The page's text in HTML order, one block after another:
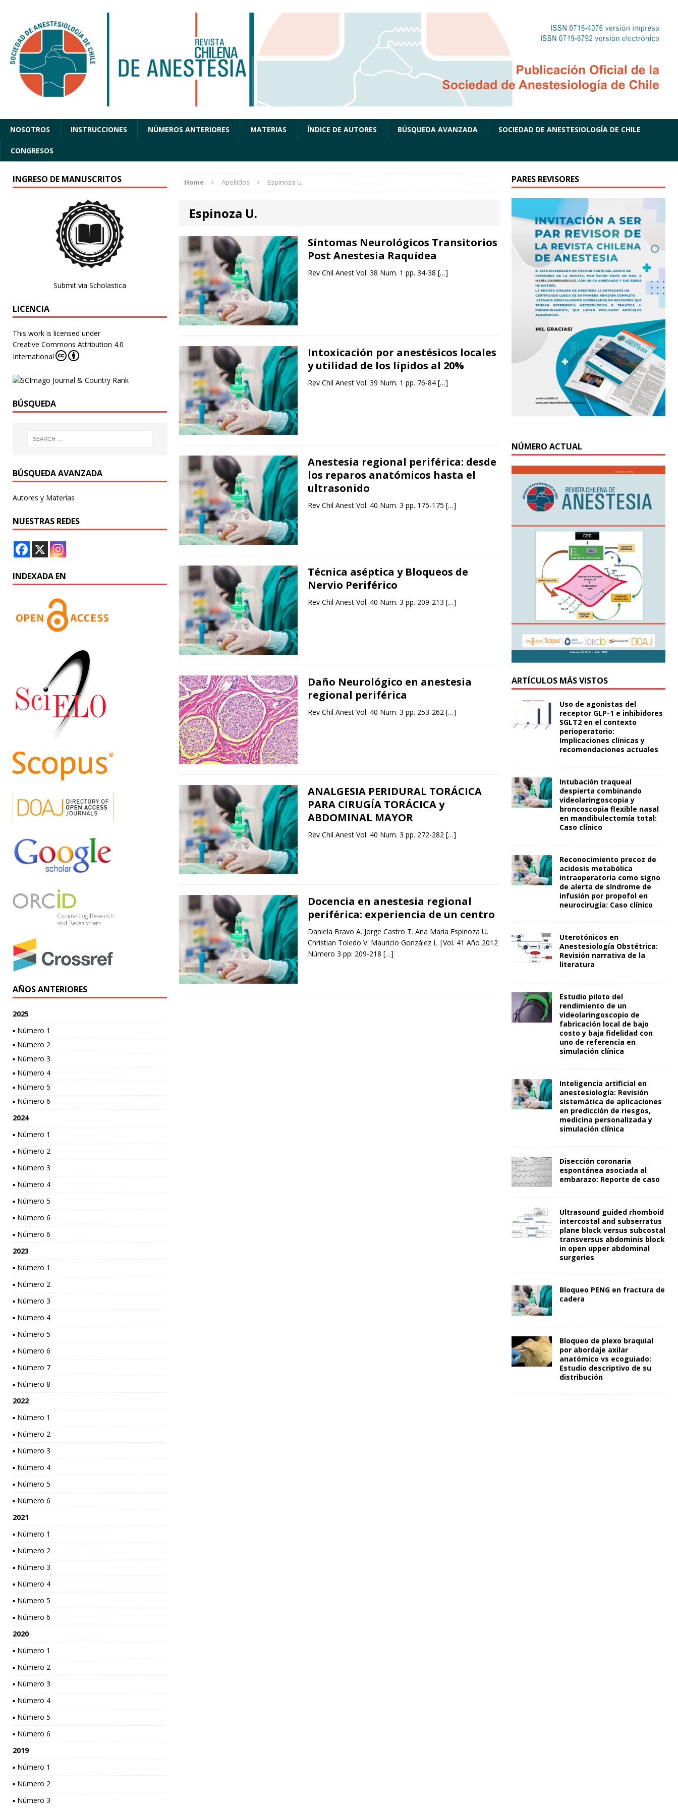
NOSOTROS INSTRUCCIONES NÚMEROS ANTERIORES MATERIAS ÍNDICE DE AUTORES BÚSQUEDA AVANZADA SOCIEDAD DE ANESTESIOLOGÍA DE CHILE
CONGRESOS
Home Apellidos Espinoza U.
Espinoza U.
Síntomas Neurológicos Transitorios
Post Anestesia Raquídea
Rev Chil Anest Vol. 38 Num. 1 pp. 34-38 […]
Intoxicación por anestésicos locales
y utilidad de los lípidos al 20%
Rev Chil Anest Vol. 39 Num. 1 pp. 76-84 […]
Anestesia regional periférica: desde
los reparos anatómicos hasta el
ultrasonido
Rev Chil Anest Vol. 40 Num. 3 pp. 175-175 […]
Técnica aséptica y Bloqueos de
Nervio Periférico
Rev Chil Anest Vol. 40 Num. 3 pp. 209-213 […]
Daño Neurológico en anestesia
regional periférica
Rev Chil Anest Vol. 40 Num. 3 pp. 253-262 […]
ANALGESIA PERIDURAL TORÁCICA
PARA CIRUGÍA TORÁCICA y
ABDOMINAL MAYOR
Rev Chil Anest Vol. 40 Num. 3 pp. 272-282 […]
Docencia en anestesia regional
periférica: experiencia de un centro
Daniela Bravo A. Jorge Castro T. Ana María Espinoza U.
Christian Toledo V. Mauricio González L.|Vol. 41 Año 2012
Número 3 pp: 209-218 […]
INGRESO DE MANUSCRITOS
Submit via Scholastica
LICENCIA
This work is licensed under
Creative Commons Attribution 4.0
International
BÚSQUEDA
BÚSQUEDA AVANZADA
Autores y Materias
NUESTRAS REDES
INDEXADA EN
AÑOS ANTERIORES
2025
▪ Número 1
▪ Número 2
▪ Número 3
▪ Número 4
▪ Número 5
▪ Número 6
2024
▪ Número 1
▪ Número 2
▪ Número 3
▪ Número 4
▪ Número 5
▪ Número 6
▪ Número 6
2023
▪ Número 1
▪ Número 2
▪ Número 3
▪ Número 4
▪ Número 5
▪ Número 6
▪ Número 7
▪ Número 8
2022
▪ Número 1
▪ Número 2
▪ Número 3
▪ Número 4
▪ Número 5
▪ Número 6
2021
▪ Número 1
▪ Número 2
▪ Número 3
▪ Número 4
▪ Número 5
▪ Número 6
2020
▪ Número 1
▪ Número 2
▪ Número 3
▪ Número 4
▪ Número 5
▪ Número 6
2019
▪ Número 1
▪ Número 2
▪ Número 3
PARES REVISORES
NÚMERO ACTUAL
ARTÍCULOS MÁS VISTOS
Uso de agonistas del
receptor GLP-1 e inhibidores
SGLT2 en el contexto
perioperatorio:
Implicaciones clínicas y
recomendaciones actuales
Intubación traqueal
despierta combinando
videolaringoscopia y
broncoscopia flexible nasal
en mandibulectomía total:
Caso clínico
Reconocimiento precoz de
acidosis metabólica
intraoperatoria como signo
de alerta de síndrome de
infusión por propofol en
neurocirugía: Caso clínico
Uterotónicos en
Anestesiología Obstétrica:
Revisión narrativa de la
literatura
Estudio piloto del
rendimiento de un
videolaringoscopio de
fabricación local de bajo
costo y baja fidelidad con
uno de referencia en
simulación clínica
Inteligencia artificial en
anestesiología: Revisión
sistemática de aplicaciones
en predicción de riesgos,
medicina personalizada y
simulación clínica
Disección coronaria
espontánea asociada al
embarazo: Reporte de caso
Ultrasound guided rhomboid
intercostal and subserratus
plane block versus subcostal
transversus abdominis block
in open upper abdominal
surgeries
Bloqueo PENG en fractura de
cadera
Bloqueo de plexo braquial
por abordaje axilar
anatómico vs ecoguiado:
Estudio descriptivo de su
distribución